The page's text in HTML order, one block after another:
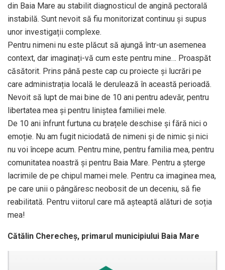
din Baia Mare au stabilit diagnosticul de angină pectorală
instabilă. Sunt nevoit să fiu monitorizat continuu și supus
unor investigații complexe.
Pentru nimeni nu este plăcut să ajungă într-un asemenea
context, dar imaginați-vă cum este pentru mine… Proaspăt
căsătorit. Prins până peste cap cu proiecte și lucrări pe
care administrația locală le derulează în această perioadă.
Nevoit să lupt de mai bine de 10 ani pentru adevăr, pentru
libertatea mea și pentru liniștea familiei mele.
De 10 ani înfrunt furtuna cu brațele deschise și fără nici o
emoție. Nu am fugit niciodată de nimeni și de nimic și nici
nu voi începe acum. Pentru mine, pentru familia mea, pentru
comunitatea noastră și pentru Baia Mare. Pentru a șterge
lacrimile de pe chipul mamei mele. Pentru ca imaginea mea,
pe care unii o pângăresc neobosit de un deceniu, să fie
reabilitată. Pentru viitorul care mă așteaptă alături de soția
mea!
Cătălin Cherecheş, primarul municipiului Baia Mare